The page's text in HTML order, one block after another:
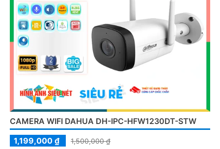
CAMERA WIFI DAHUA DH-IPC-HFW1230DT-STW
1,199,000 ₫
1,500,000 ₫